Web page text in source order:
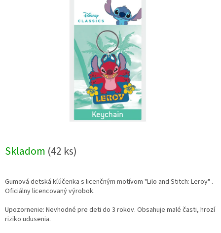
Skladom (42 ks)
Gumová detská kľúčenka s licenčným motívom "Lilo and Stitch: Leroy" .
Oficiálny licencovaný výrobok.
Upozornenie: Nevhodné pre deti do 3 rokov. Obsahuje malé časti, hrozí
riziko udusenia.